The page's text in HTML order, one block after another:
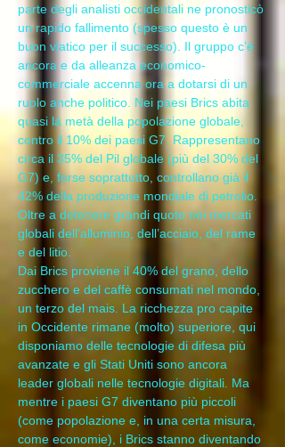
parte degli analisti occidentali ne pronosticò
un rapido fallimento (spesso questo è un
buon viatico per il successo). Il gruppo c’è
ancora e da alleanza economico-
commerciale accenna ora a dotarsi di un
ruolo anche politico. Nei paesi Brics abita
quasi la metà della popolazione globale,
contro il 10% dei paesi G7. Rappresentano
circa il 35% del Pil globale (più del 30% del
G7) e, forse soprattutto, controllano già il
42% della produzione mondiale di petrolio.
Oltre a detenere grandi quote nei mercati
globali dell’alluminio, dell’acciaio, del rame
e del litio.
Dai Brics proviene il 40% del grano, dello
zucchero e del caffè consumati nel mondo,
un terzo del mais. La ricchezza pro capite
in Occidente rimane (molto) superiore, qui
disponiamo delle tecnologie di difesa più
avanzate e gli Stati Uniti sono ancora
leader globali nelle tecnologie digitali. Ma
mentre i paesi G7 diventano più piccoli
(come popolazione e, in una certa misura,
come economie), i Brics stanno diventando